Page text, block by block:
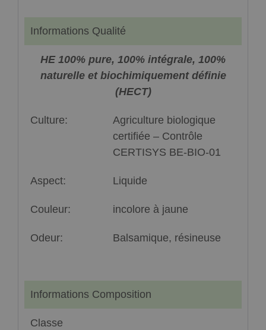
Informations Qualité
HE 100% pure, 100% intégrale, 100%
naturelle et biochimiquement définie
(HECT)
Culture:
Agriculture biologique
certifiée – Contrôle
CERTISYS BE-BIO-01
Aspect: Liquide
Couleur: incolore à jaune
Odeur: Balsamique, résineuse
Informations Composition
Classe